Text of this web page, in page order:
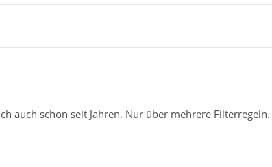
auch schon seit Jahren. Nur über mehrere Filterregeln.